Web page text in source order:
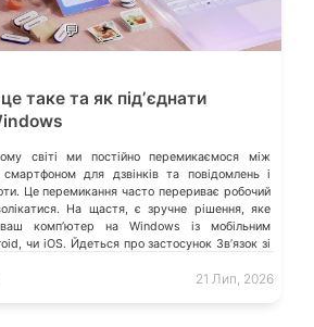
💬
таке та як підʼєднати
світі ми постійно перемикаємося між
для дзвінків та повідомлень і
Це перемикання часто перериває робочий
На щастя, є зручне рішення, яке
ваш компʼютер на Windows із мобільним
чи iOS. Йдеться про застосунок Звʼязок зі
від Microsoft, що перетворює ваш ПК на
смартфона.
21 Лип, 2026